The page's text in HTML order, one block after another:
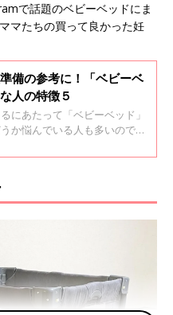
で話題のベビーベッドにま
マたちの買って良かった妊
準備の参考に！「ベビーベ
人の特徴５
にあたって「ベビーベッド」
か悩んでいる人も多いので
保健師・看護師の中村真奈美